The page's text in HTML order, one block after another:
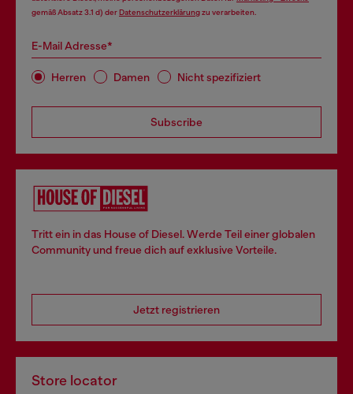
gemäß Absatz 3.1 d) derDatenschutzerklärungzu verarbeiten.
E-Mail Adresse*
Herren Damen Nicht spezifiziert
Subscribe
Tritt ein in das House of Diesel. Werde Teil einer globalen
Community und freue dich auf exklusive Vorteile.
Jetzt registrieren
Store locator